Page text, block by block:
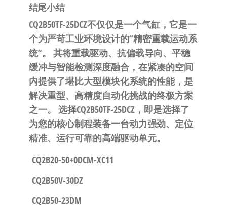
结尾小结
CQ2B50TF-25DCZ不仅仅是一个气缸，它是一
个为严苛工业环境设计的“精密重载运动系
统”。
​ 其将重载驱动、抗偏载导向、平稳
缓冲与智能检测深度融合，在紧凑的空间
内提供了堪比大型模块化系统的性能，是
解决重型、高精度自动化挑战的终极方案
之一。 选择CQ2B50TF-25DCZ，即是选择了
为您的核心制程装备一台动力强劲、定位
精准、运行可靠的高端驱动单元。
CQ2B20-50+0DCM-XC11
CQ2B50V-30DZ
CQ2B50-23DM